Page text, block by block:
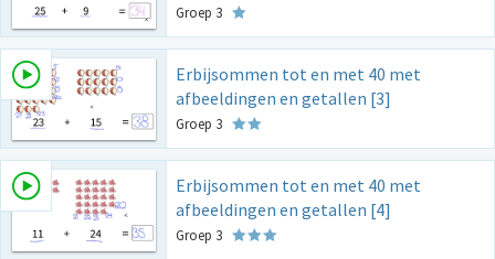
Groep 3
Erbijsommen tot en met 40 met
afbeeldingen en getallen [3]
Groep 3
Erbijsommen tot en met 40 met
afbeeldingen en getallen [4]
Groep 3